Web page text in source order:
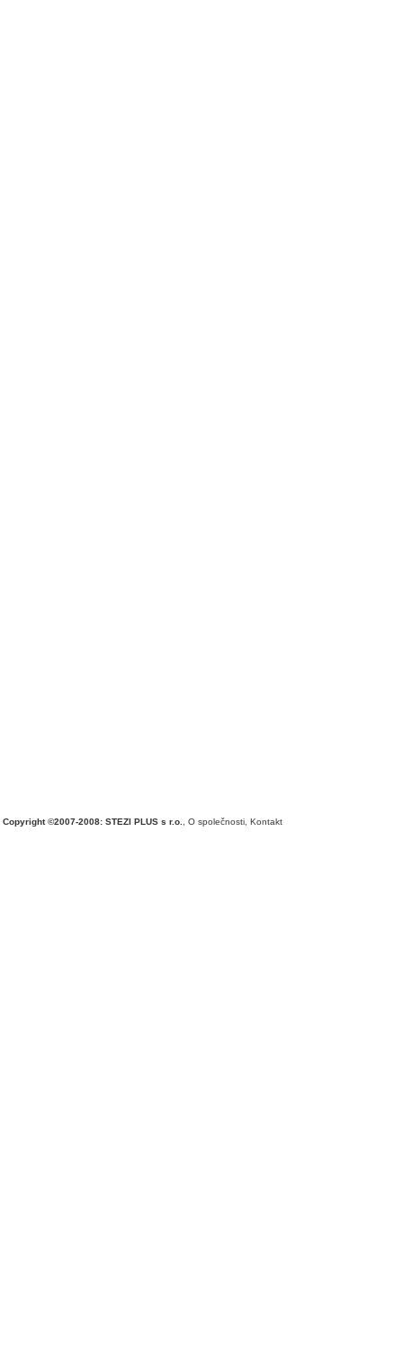
Copyright ©2007-2008: STEZI PLUS s r.o. O společnosti Kontakt